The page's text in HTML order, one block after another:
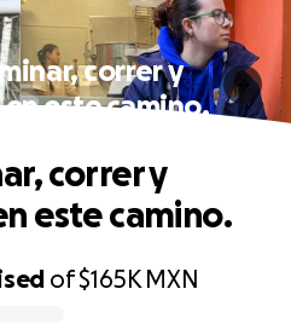
correr y
este camino.
of$165K MXN
correr y
este camino.